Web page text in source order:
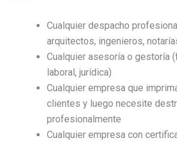
Cualquier despacho
arquitectos, ingenieros,
Cualquier asesoría o gestoría
laboral, jurídica)
Cualquier empresa que
clientes y luego necesite
profesionalmente
Cualquier empresa con